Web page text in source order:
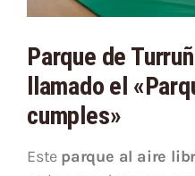
Parque de
llamado el
cumples»
Este parque al aire